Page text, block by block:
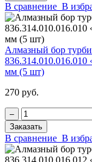
В сравнение В
Алмазный бор
836.314.010.016.010
мм (5 шт)
270 руб.
‒
Заказать
В сравнение В